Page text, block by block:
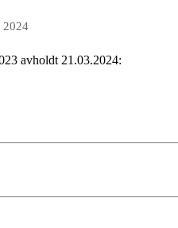
2024
avholdt 21.03.2024: